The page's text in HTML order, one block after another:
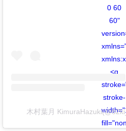
0 60
60"
<g
stroke-
木村葉月